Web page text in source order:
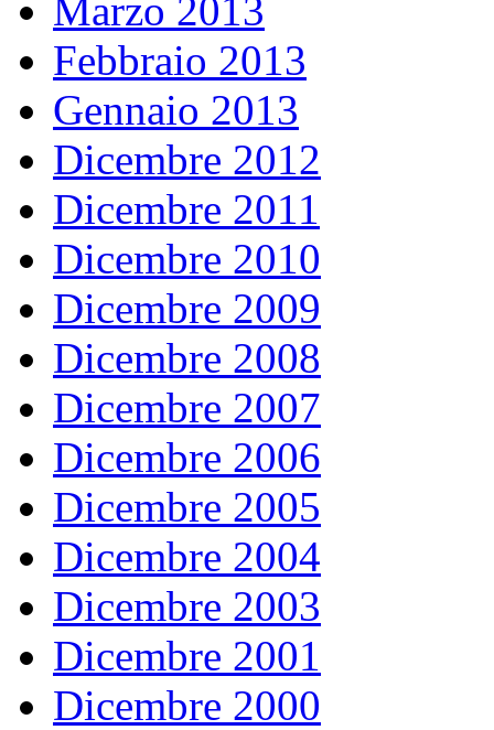
Marzo 2013
Febbraio 2013
Gennaio 2013
Dicembre 2012
Dicembre 2011
Dicembre 2010
Dicembre 2009
Dicembre 2008
Dicembre 2007
Dicembre 2006
Dicembre 2005
Dicembre 2004
Dicembre 2003
Dicembre 2001
Dicembre 2000